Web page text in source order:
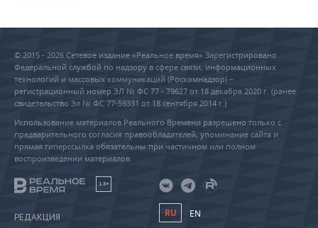
© 2015 - 2026 Сетевое издание «Реальное время» Зарегистрировано
Федеральной службой по надзору в сфере связи, информационных
технологий и массовых коммуникаций (Роскомнадзор) –
регистрационный номер ЭЛ № ФС 77 - 79627 от 18 декабря 2020 г. (ранее
свидетельство Эл № ФС 77-59331 от 18 сентября 2014 г.)
Использование материалов Реального Времени разрешено только с
предварительного согласия правообладателей, упоминание сайта и
прямая гиперссылка обязательны при частичном или полном
воспроизведении материалов.
18+
РЕДАКЦИЯ RU EN